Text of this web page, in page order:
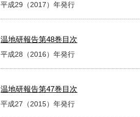
平成29（2017）年発行
温地研報告第48巻目次
平成28（2016）年発行
温地研報告第47巻目次
平成27（2015）年発行